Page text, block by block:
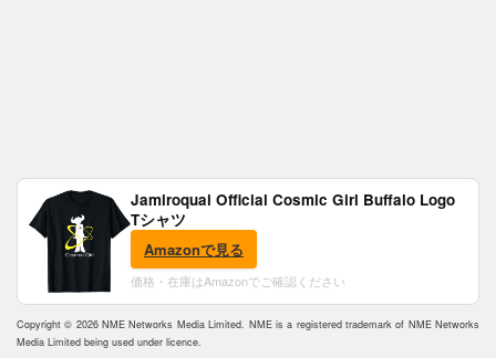
Jamiroquai Official Cosmic Girl Buffalo Logo
Tシャツ
Amazonで見る
価格・在庫はAmazonでご確認ください
Copyright © 2026 NME Networks Media Limited. NME is a registered trademark of NME Networks
Media Limited being used under licence.